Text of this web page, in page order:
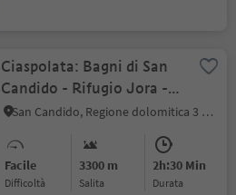
Ciaspolata: Bagni di San
Candido - Rifugio Jora -
Rifugio Gigante Baranci
San Candido, Regione dolomitica 3 Cime
Facile
Difficoltà
3300 m
Salita
2h:30 Min
durata